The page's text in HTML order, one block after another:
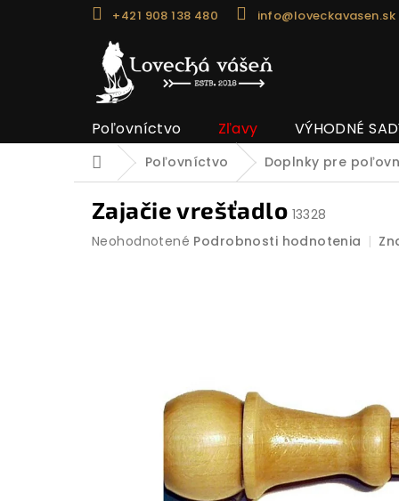
+421 908 138 480 info@loveckavasen.sk
Poľovníctvo Zľavy VÝHODNÉ
DomovPoľovníctvo Doplnky pre
Zajačie vrešťadlo 13328
Priemerné
Neohodnotené Podrobnosti hodnotenia